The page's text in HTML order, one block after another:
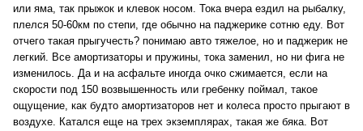
или яма, так прыжок и клевок носом. Тока вчера ездил на рыбалку,
плелся 50-60км по степи, где обычно на паджерике сотню еду. Вот
отчего такая прыгучесть? понимаю авто тяжелое, но и паджерик не
легкий. Все амортизаторы и пружины, тока заменил, но ни фига не
изменилось. Да и на асфальте иногда очко сжимается, если на
скорости под 150 возвышенность или гребенку поймал, такое
ощущение, как будто амортизаторов нет и колеса просто прыгают в
воздухе. Катался еще на трех экземплярах, такая же бяка. Вот